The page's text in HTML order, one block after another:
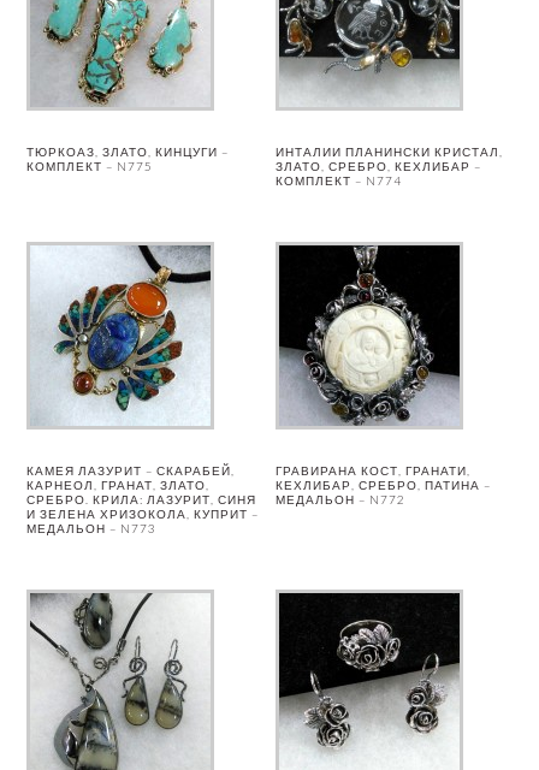
ТЮРКОАЗ, ЗЛАТО, КИНЦУГИ –
КОМПЛЕКТ – N775
ИНТАЛИИ ПЛАНИНСКИ КРИСТАЛ,
ЗЛАТО, СРЕБРО, КЕХЛИБАР –
КОМПЛЕКТ – N774
КАМЕЯ ЛАЗУРИТ – СКАРАБЕЙ,
КАРНЕОЛ, ГРАНАТ, ЗЛАТО,
СРЕБРО. КРИЛА: ЛАЗУРИТ, СИНЯ
И ЗЕЛЕНА ХРИЗОКОЛА, КУПРИТ –
МЕДАЛЬОН – N773
ГРАВИРАНА КОСТ, ГРАНАТИ,
КЕХЛИБАР, СРЕБРО, ПАТИНА –
МЕДАЛЬОН – N772